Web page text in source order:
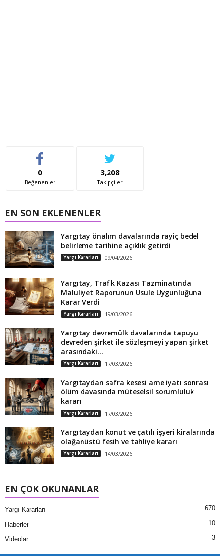
0
Beğenenler
3,208
Takipçiler
EN SON EKLENENLER
Yargıtay önalım davalarında rayiç bedel
belirleme tarihine açıklık getirdi
Yargı Kararları 09/04/2026
Yargıtay, Trafik Kazası Tazminatında
Maluliyet Raporunun Usule Uygunluğuna
Karar Verdi
Yargı Kararları 19/03/2026
Yargıtay devremülk davalarında tapuyu
devreden şirket ile sözleşmeyi yapan şirket
arasındaki...
Yargı Kararları 17/03/2026
Yargıtaydan safra kesesi ameliyatı sonrası
ölüm davasında müteselsil sorumluluk
kararı
Yargı Kararları 17/03/2026
Yargıtaydan konut ve çatılı işyeri kiralarında
olağanüstü fesih ve tahliye kararı
Yargı Kararları 14/03/2026
EN ÇOK OKUNANLAR
Yargı Kararları 670
Haberler 10
Videolar 3